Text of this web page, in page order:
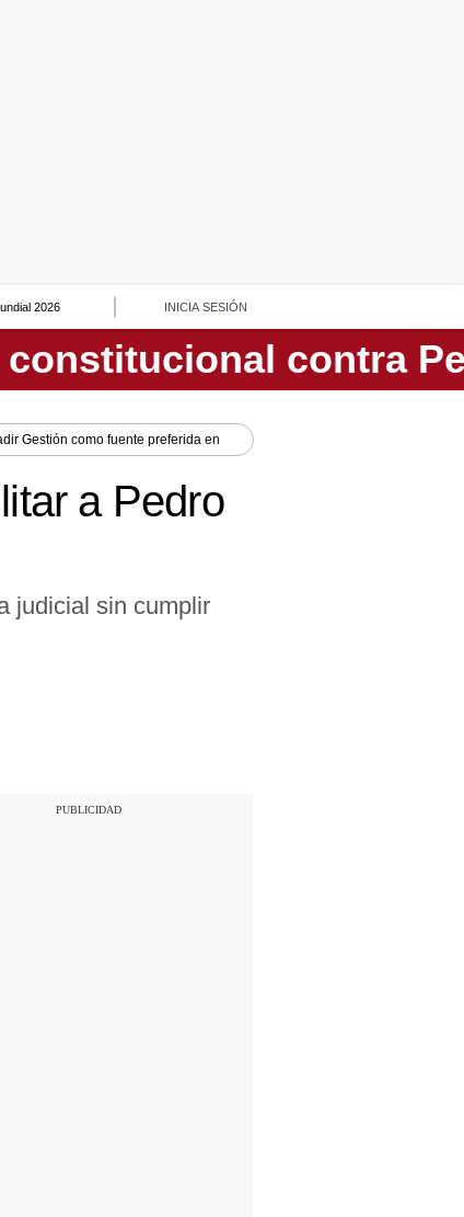
2026 INICIA SESIÓN
Gestión como fuente preferida en
a Pedro
judicial sin cumplir